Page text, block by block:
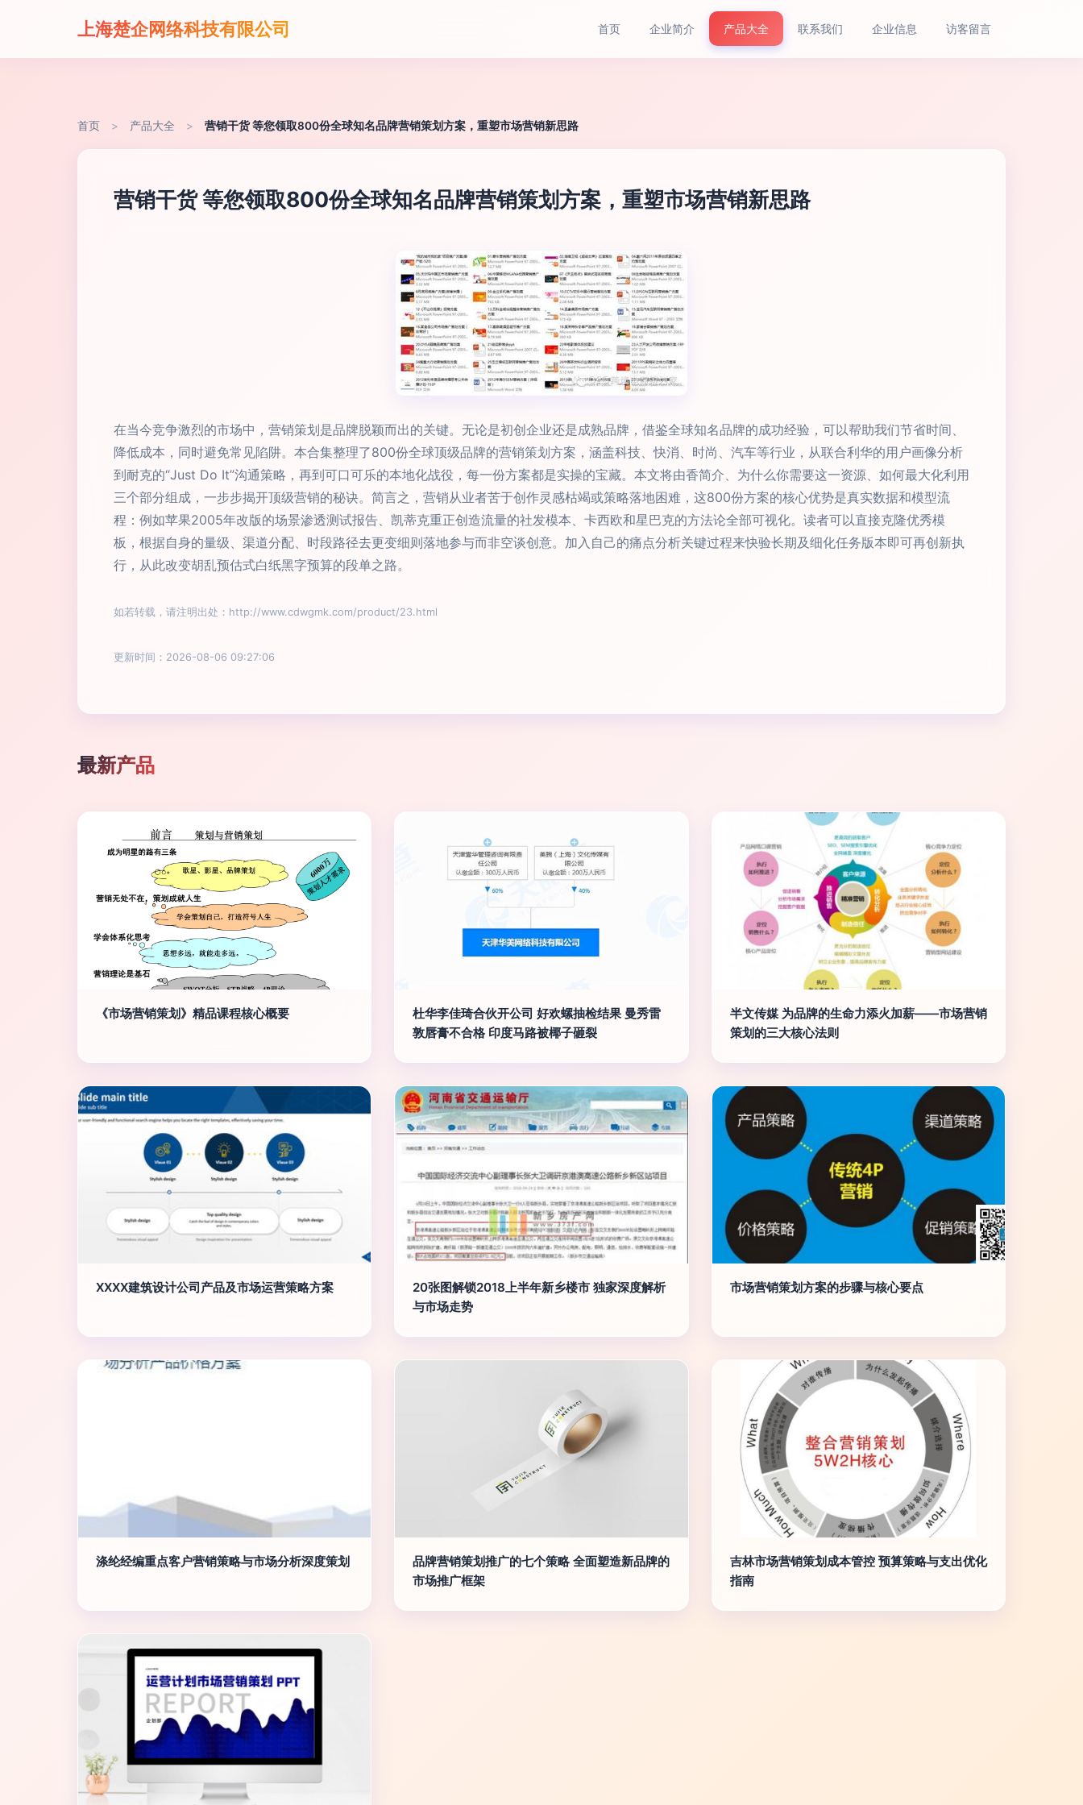
上海楚企网络科技有限公司 首页 企业简介 产品大全 联系我们 企业信息 访客留言
首页 > 产品大全 > 营销干货 等您领取800份全球知名品牌营销策划方案，重塑市场营销新思路
营销干货 等您领取800份全球知名品牌营销策划方案，重塑市场营销新思路
在当今竞争激烈的市场中，营销策划是品牌脱颖而出的关键。无论是初创企业还是成熟品牌，借鉴全球知名品牌的成功经验，可以帮助我们节省时间、
降低成本，同时避免常见陷阱。本合集整理了800份全球顶级品牌的营销策划方案，涵盖科技、快消、时尚、汽车等行业，从联合利华的用户画像分析
到耐克的“Just Do It”沟通策略，再到可口可乐的本地化战役，每一份方案都是实操的宝藏。本文将由香简介、为什么你需要这一资源、如何最大化利用
三个部分组成，一步步揭开顶级营销的秘诀。简言之，营销从业者苦于创作灵感枯竭或策略落地困难，这800份方案的核心优势是真实数据和模型流
程：例如苹果2005年改版的场景渗透测试报告、凯蒂克重正创造流量的社发模本、卡西欧和星巴克的方法论全部可视化。读者可以直接克隆优秀模
板，根据自身的量级、渠道分配、时段路径去更变细则落地参与而非空谈创意。加入自己的痛点分析关键过程来快验长期及细化任务版本即可再创新执
行，从此改变胡乱预估式白纸黑字预算的段单之路。
如若转载，请注明出处：http://www.cdwgmk.com/product/23.html
更新时间：2026-08-06 09:27:06
最新产品
《市场营销策划》精品课程核心概要
杜华李佳琦合伙开公司 好欢螺抽检结果 曼秀雷
敦唇膏不合格 印度马路被椰子砸裂
半文传媒 为品牌的生命力添火加薪——市场营销
策划的三大核心法则
XXXX建筑设计公司产品及市场运营策略方案
20张图解锁2018上半年新乡楼市 独家深度解析
与市场走势
市场营销策划方案的步骤与核心要点
涤纶经编重点客户营销策略与市场分析深度策划
品牌营销策划推广的七个策略 全面塑造新品牌的
市场推广框架
吉林市场营销策划成本管控 预算策略与支出优化
指南